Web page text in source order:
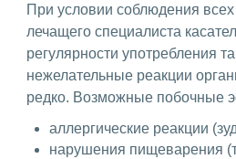
При условии соблюдения
лечащего специалиста
регулярности употребления
нежелательные реакции
редко. Возможные побочные
аллергические реакции
нарушения пищеварения